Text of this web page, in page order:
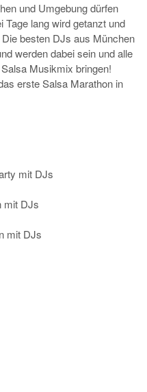
und Umgebung dürfen
lang wird getanzt und
besten DJs aus München
werden dabei sein und alle
Musikmix bringen!
erste Salsa Marathon in
mit DJs
mit DJs
mit DJs